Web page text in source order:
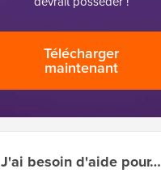
Télécharger
maintenant
J'ai besoin d'aide pour…